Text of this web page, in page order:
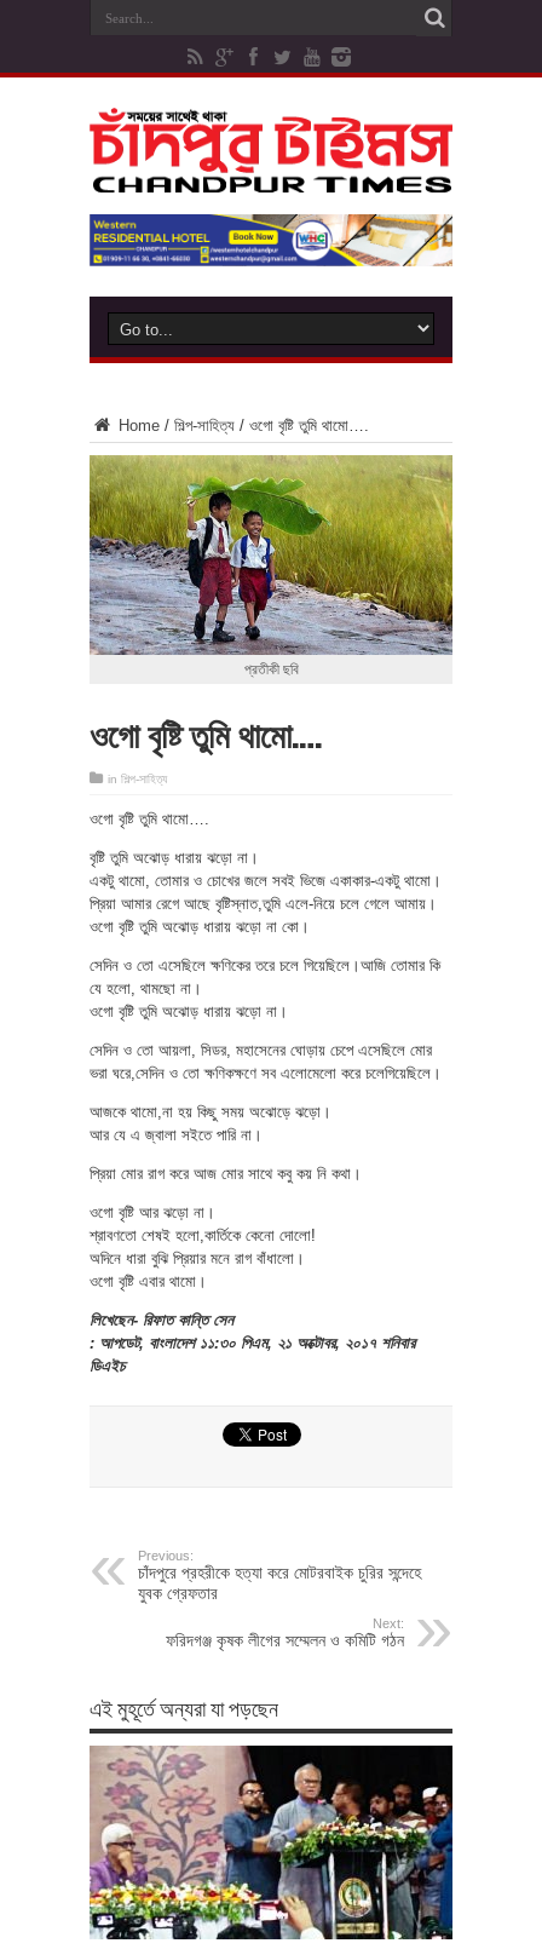
Home / শিল্প-সাহিত্য / ওগো বৃষ্টি তুমি থামো….
প্রতীকী ছবি
ওগো বৃষ্টি তুমি থামো….
in শিল্প-সাহিত্য
ওগো বৃষ্টি তুমি থামো….
বৃষ্টি তুমি অঝোড় ধারায় ঝড়ো না।
একটু থামো, তোমার ও চোখের জলে সবই ভিজে একাকার-একটু থামো।
প্রিয়া আমার রেগে আছে বৃষ্টিস্নাত,তুমি এলে-নিয়ে চলে গেলে আমায়।
ওগো বৃষ্টি তুমি অঝোড় ধারায় ঝড়ো না কো।
সেদিন ও তো এসেছিলে ক্ষণিকের তরে চলে গিয়েছিলে।আজি তোমার কি
যে হলো, থামছো না।
ওগো বৃষ্টি তুমি অঝোড় ধারায় ঝড়ো না।
সেদিন ও তো আয়লা, সিডর, মহাসেনের ঘোড়ায় চেপে এসেছিলে মোর
ভরা ঘরে,সেদিন ও তো ক্ষণিকক্ষণে সব এলোমেলো করে চলেগিয়েছিলে।
আজকে থামো,না হয় কিছু সময় অঝোড়ে ঝড়ো।
আর যে এ জ্বালা সইতে পারি না।
প্রিয়া মোর রাগ করে আজ মোর সাথে কবু কয় নি কথা।
ওগো বৃষ্টি আর ঝড়ো না।
শ্রাবণতো শেষই হলো,কার্তিকে কেনো দোলো!
অদিনে ধারা বুঝি প্রিয়ার মনে রাগ বাঁধালো।
ওগো বৃষ্টি এবার থামো।
লিখেছেন- রিফাত কান্তি সেন
: আপডেট, বাংলাদেশ ১১:৩০ পিএম, ২১ অক্টোবর, ২০১৭ শনিবার
ডিএইচ
Previous:
চাঁদপুরে প্রহরীকে হত্যা করে মোটরবাইক চুরির সন্দেহে
যুবক গ্রেফতার
Next:
ফরিদগঞ্জ কৃষক লীগের সম্মেলন ও কমিটি গঠন
এই মুহূর্তে অন্যরা যা পড়ছেন